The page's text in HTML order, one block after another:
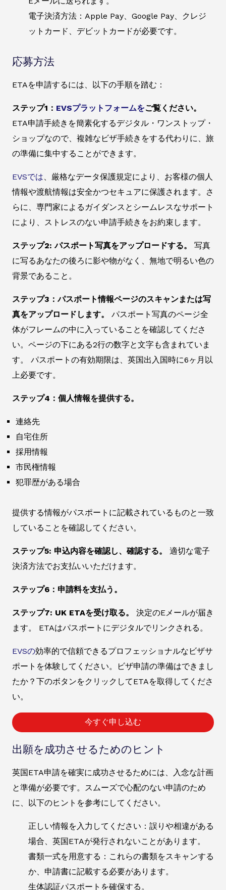
電子決済方法：Apple Pay、Google Pay、クレジ
ットカード、デビットカードが必要です。
応募方法
ETAを申請するには、以下の手順を踏む：
ステップ1： EVSプラットフォームをご覧ください。
ETA申請手続きを簡素化するデジタル・ワンストップ・
ショップなので、複雑なビザ手続きをする代わりに、旅
の準備に集中することができます。
EVSでは 、厳格なデータ保護規定により、お客様の個人
情報や渡航情報は安全かつセキュアに保護されます。さ
らに、専門家によるガイダンスとシームレスなサポート
により、ストレスのない申請手続きをお約束します。
ステップ2: パスポート写真をアップロードする。 写真
に写るあなたの後ろに影や物がなく、無地で明るい色の
背景であること。
ステップ3：パスポート情報ページのスキャンまたは写
真をアップロードします。 パスポート写真のページ全
体がフレームの中に入っていることを確認してくださ
い。ページの下にある2行の数字と文字も含まれていま
す。 パスポートの有効期限は、英国出入国時に6ヶ月以
上必要です。
ステップ4：個人情報を提供する。
連絡先
自宅住所
採用情報
市民権情報
犯罪歴がある場合
提供する情報がパスポートに記載されているものと一致
していることを確認してください。
ステップ5: 申込内容を確認し、確認する。
適切な電子
決済方法でお支払いいただけます。
ステップ6：申請料を支払う。
ステップ7: UK ETAを受け取る。
決定のEメールが届き
ます。 ETAはパスポートにデジタルでリンクされる。
EVSの効率的で信頼できるプロフェッショナルなビザサ
ポートを体験してください。ビザ申請の準備はできまし
たか？下のボタンをクリックしてETAを取得してくださ
い。
今すぐ申し込む
出願を成功させるためのヒント
英国ETA申請を確実に成功させるためには、入念な計画
と準備が必要です。スムーズで心配のない申請のため
に、以下のヒントを参考にしてください。
正しい情報を入力してください：誤りや相違がある
場合、英国ETAが発行されないことがあります。
書類一式を用意する：これらの書類をスキャンする
か、申請書に記載する必要があります。
生体認証パスポートを確保する。